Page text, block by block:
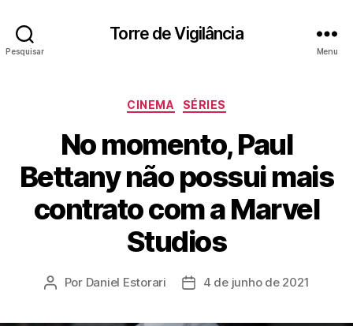
Pesquisar
Torre de Vigilância
Menu
Categorias
CINEMA SÉRIES
No momento, Paul
Bettany não possui mais
contrato com a Marvel
Studios
Autor
Por Daniel Estorari
Data4 de junho de 2021